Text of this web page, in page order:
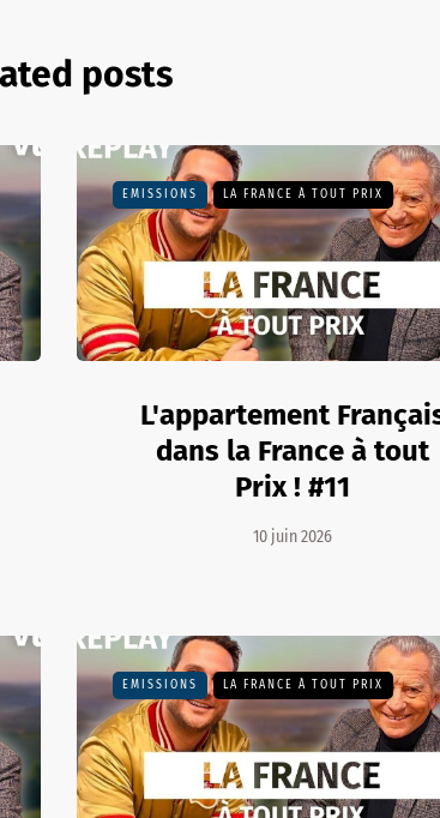
posts
EMISSIONS LA FRANCE À TOUT PRIX
L'appartement
dans la France à tout
Prix ! #11
10 juin 2026
EMISSIONS LA FRANCE À TOUT PRIX